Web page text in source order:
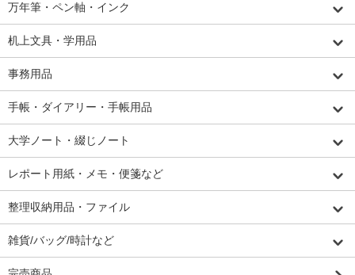
万年筆・ペン軸・インク
机上文具・学用品
事務用品
手帳・ダイアリー・手帳用品
大学ノート・綴じノート
レポート用紙・メモ・便箋など
整理収納用品・ファイル
雑貨/バッグ/時計など